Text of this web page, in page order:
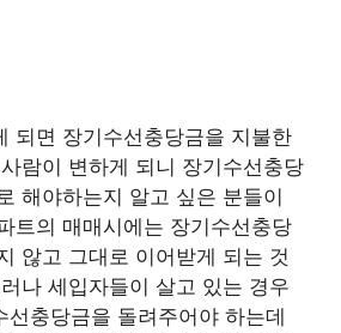
되면 장기수선충당금을 지불한
람이 변하게 되니 장기수선충당
해야하는지 알고 싶은 분들이
트의 매매시에는 장기수선충당
않고 그대로 이어받게 되는 것
나 세입자들이 살고 있는 경우
선충당금을 돌려주어야 하는데